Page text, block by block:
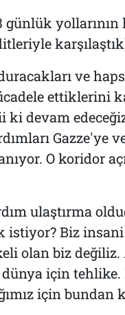
yollarının
ve
ettiklerini
ki devam
Gazze'ye
O koridor
ulaştırma
Biz insani
olan biz
için
için